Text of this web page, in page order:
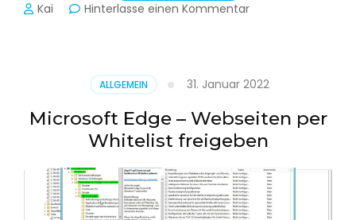
Kai Hinterlasse einen Kommentarzu
(UPN)
im
Active
Directory
ALLGEMEIN 31. Januar 2022
Microsoft Edge – Webseiten per
Whitelist freigeben